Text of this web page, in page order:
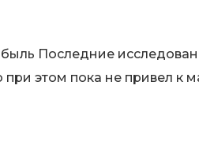
Последние
этом пока не привел к